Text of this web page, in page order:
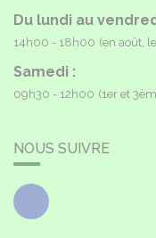
Du lundi au
14h00 - 18h00 (en août,
Samedi :
09h30 - 12h00 (1er et
NOUS SUIVRE
Facebook